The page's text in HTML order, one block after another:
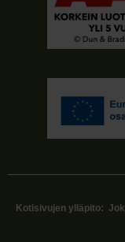
Kotisivujen ylläpito: